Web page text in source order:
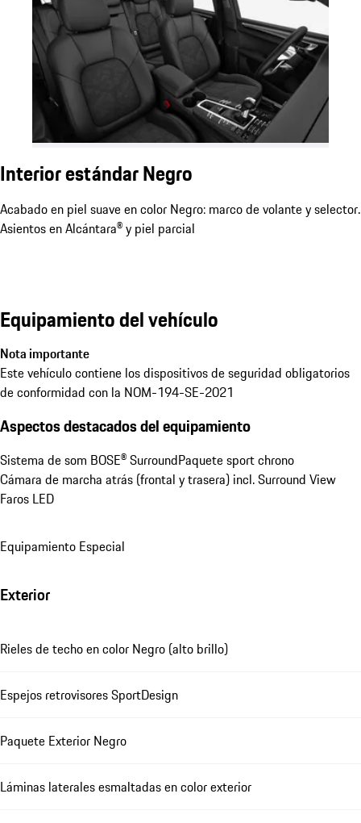
Interior estándar Negro
Acabado en piel suave en color Negro: marco de volante y selector.
Asientos en Alcántara® y piel parcial
Equipamiento del vehículo
Nota importante
Este vehículo contiene los dispositivos de seguridad obligatorios
de conformidad con la NOM-194-SE-2021
Aspectos destacados del equipamiento
Sistema de som BOSE® SurroundPaquete sport chrono
Cámara de marcha atrás (frontal y trasera) incl. Surround View
Faros LED
Equipamiento Especial
Exterior
Rieles de techo en color Negro (alto brillo)
Espejos retrovisores SportDesign
Paquete Exterior Negro
Láminas laterales esmaltadas en color exterior